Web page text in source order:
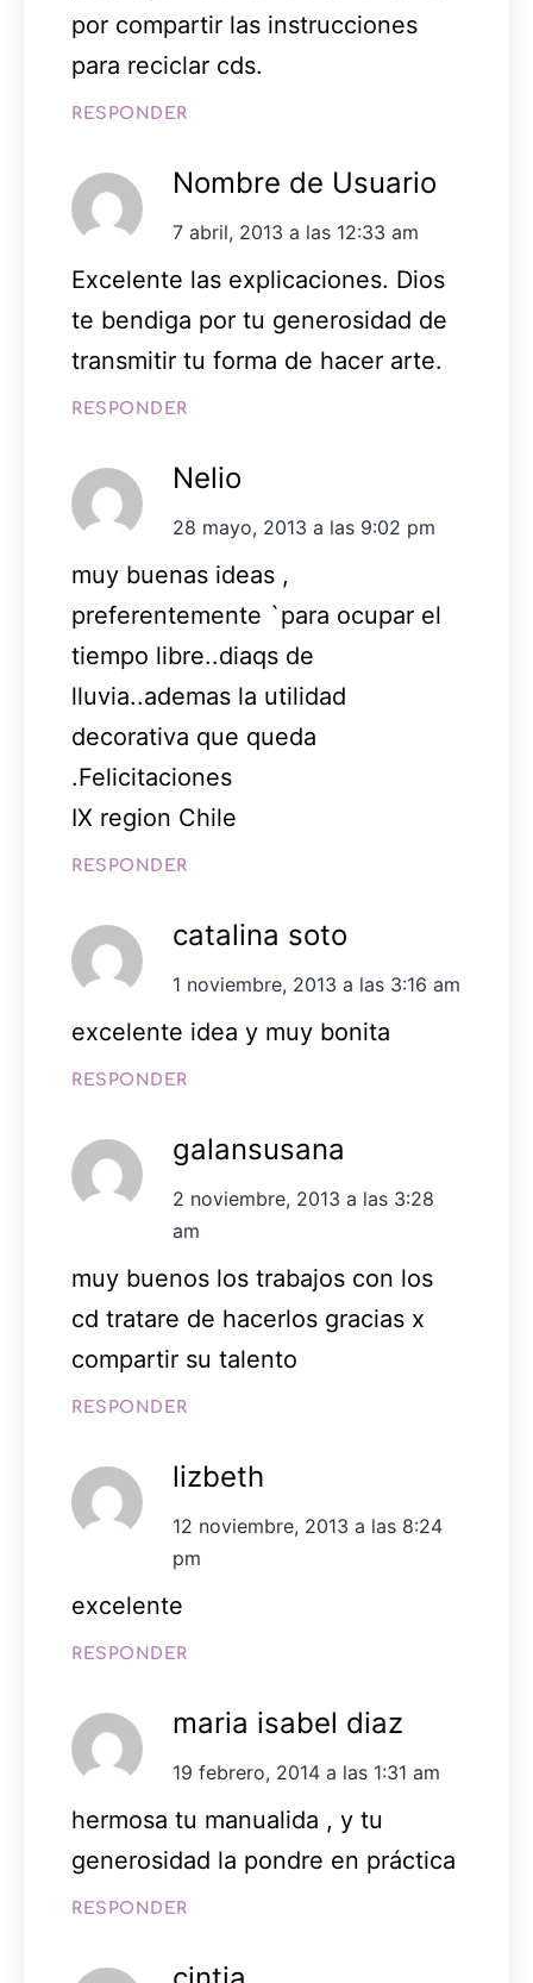
por compartir las instrucciones
para reciclar cds.
RESPONDER
Nombre de Usuario
7 abril, 2013 a las 12:33 am
Excelente las explicaciones. Dios
te bendiga por tu generosidad de
transmitir tu forma de hacer arte.
RESPONDER
Nelio
28 mayo, 2013 a las 9:02 pm
muy buenas ideas ,
preferentemente `para ocupar el
tiempo libre..diaqs de
lluvia..ademas la utilidad
decorativa que queda
.Felicitaciones
IX region Chile
RESPONDER
catalina soto
1 noviembre, 2013 a las 3:16 am
excelente idea y muy bonita
RESPONDER
galansusana
2 noviembre, 2013 a las 3:28
am
muy buenos los trabajos con los
cd tratare de hacerlos gracias x
compartir su talento
RESPONDER
lizbeth
12 noviembre, 2013 a las 8:24
pm
excelente
RESPONDER
maria isabel diaz
19 febrero, 2014 a las 1:31 am
hermosa tu manualida , y tu
generosidad la pondre en práctica
RESPONDER